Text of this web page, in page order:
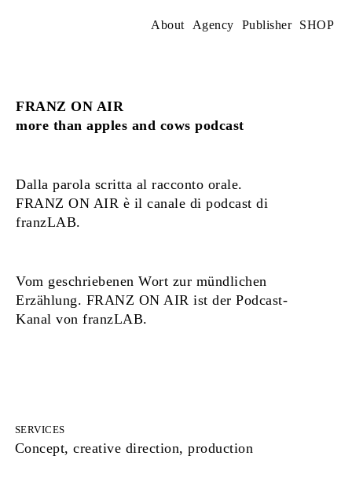
About Agency Publisher SHOP
FRANZ ON AIR
more than apples and cows podcast
Dalla parola scritta al racconto orale.
FRANZ ON AIR è il canale di podcast di
franzLAB.
Vom geschriebenen Wort zur mündlichen
Erzählung. FRANZ ON AIR ist der Podcast-
Kanal von franzLAB.
SERVICES
Concept, creative direction, production